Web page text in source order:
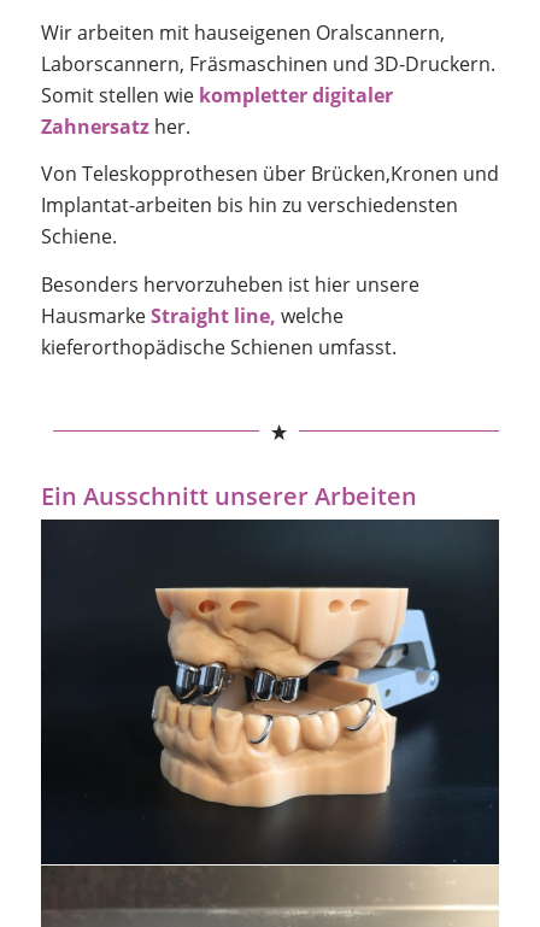
Wir arbeiten mit hauseigenen Oralscannern,
Laborscannern, Fräsmaschinen und 3D-Druckern.
Somit stellen wie kompletter digitaler
Zahnersatzher.
Von Teleskopprothesen über Brücken,Kronen und
Implantat-arbeiten bis hin zu verschiedensten
Schiene.
Besonders hervorzuheben ist hier unsere
HausmarkeStraight line, welche
kieferorthopädische Schienen umfasst.
Ein Ausschnitt unserer Arbeiten